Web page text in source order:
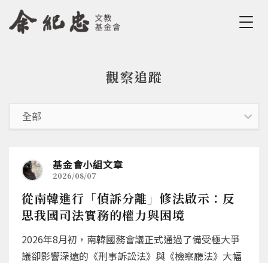
Jump to Navigation
Jump to Main content
觀察追蹤
基金會小組文章
2026/08/07
從南韓進行「偵訴分離」修法啟示：反
思我國司法實務的權力與困境
2026年8月初，南韓國務會議正式通過了備受極大爭
議卻影響深遠的《刑事訴訟法》與《檢察廳法》大幅